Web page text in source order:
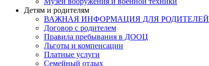
Детям и родителям
ВАЖНАЯ ИНФОРМАЦИЯ ДЛЯ РОДИТЕЛЕЙ
Договор с родителем
Правила пребывания в ДООЦ
Льготы и компенсации
Платные услуги
Семейный отдых